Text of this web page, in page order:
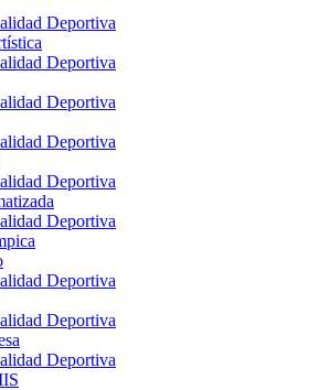
Deportiva
Deportiva
Deportiva
Deportiva
Deportiva
Deportiva
Deportiva
Deportiva
Deportiva